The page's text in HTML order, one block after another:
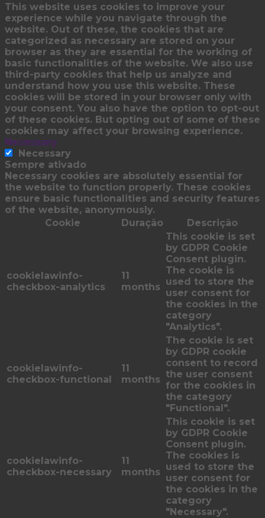
This website uses cookies to improve your
experience while you navigate through the
website. Out of these, the cookies that are
categorized as necessary are stored on your
browser as they are essential for the working of
basic functionalities of the website. We also use
third-party cookies that help us analyze and
understand how you use this website. These
cookies will be stored in your browser only with
your consent. You also have the option to opt-out
of these cookies. But opting out of some of these
cookies may affect your browsing experience.
Necessary
Necessary
Sempre ativado
Necessary cookies are absolutely essential for
the website to function properly. These cookies
ensure basic functionalities and security features
of the website, anonymously.
Cookie
Duração Descrição
cookielawinfo-
checkbox-analytics
11
months
This cookie is set
by GDPR Cookie
Consent plugin.
The cookie is
used to store the
user consent for
the cookies in the
category
"Analytics".
cookielawinfo-
checkbox-functional
11
months
The cookie is set
by GDPR cookie
consent to record
the user consent
for the cookies in
the category
"Functional".
cookielawinfo-
checkbox-necessary
11
months
This cookie is set
by GDPR Cookie
Consent plugin.
The cookies is
used to store the
user consent for
the cookies in the
category
"Necessary".